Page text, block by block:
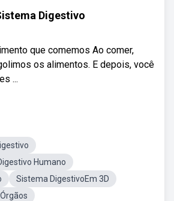
Digestivo
que comemos Ao comer,
os alimentos. E depois, você
...
Humano
Sistema DigestivoEm 3D